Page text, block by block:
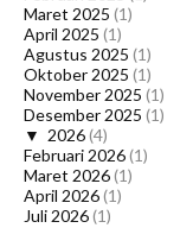
Maret 2025 (1)
April 2025 (1)
Agustus 2025 (1)
Oktober 2025 (1)
November 2025 (1)
Desember 2025 (1)
▼ 2026(4)
Februari 2026(1)
Maret 2026(1)
April 2026(1)
Juli 2026(1)